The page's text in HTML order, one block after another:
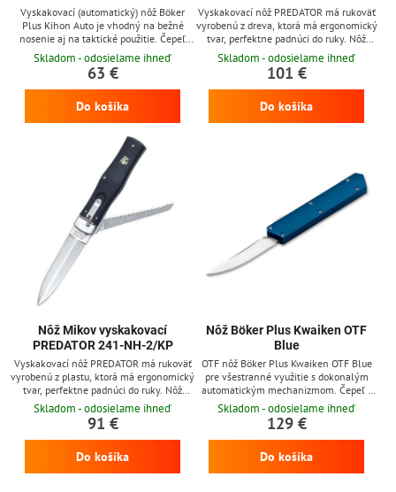
Vyskakovací (automatický) nôž Böker
Plus Kihon Auto je vhodný na bežné
nosenie aj na taktické použitie. Čepeľ
dĺžky 8 cm z ocele AUS-8 s povrchovou
úpravou stonewash má plochý výbrus.
Čierna textúrovaná hliníkova rukoväť.
Otváranie noža pomocou tlačidla (push
button). Klip na zavesenie noža, diera na
Skladom - odosielame ihneď
63 €
Do košíka
Vyskakovací nôž PREDATOR má rukoväť
vyrobenú z dreva, ktorá má ergonomický
tvar, perfektne padnúci do ruky. Nôž
prichádza vrátane poistky pílky aj v
luxusnom koženom púzdre. Okrem
čepele v jeho výbave nájdete aj pílku.
Nôž je možné na želanie vyrobiť aj v
ľavorukom prevedení (bez príplatku).
Skladom - odosielame ihneď
101 €
Do košíka
Nôž Mikov vyskakovací
PREDATOR 241-NH-2/KP
Vyskakovací nôž PREDATOR má rukoväť
vyrobenú z plastu, ktorá má ergonomický
tvar, perfektne padnúci do ruky. Nôž
prichádza vrátane poistky pílky aj v
koženom púzdre. Okrem čepele v jeho
výbave nájdete aj pílku. Nôž je možné na
želanie vyrobiť aj v ľavorukom prevedení
(bez príplatku).
Skladom - odosielame ihneď
91 €
Do košíka
Nôž Böker Plus Kwaiken OTF
Blue
OTF nôž Böker Plus Kwaiken OTF Blue
pre všestranné využitie s dokonalým
automatickým mechanizmom. Čepeľ z
D2 ocele sa otvára pomocou zatlačenia
zúbkovaného spúšťaču.
Skladom - odosielame ihneď
129 €
Do košíka